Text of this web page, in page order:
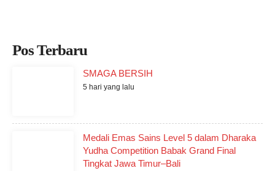
Pos Terbaru
SMAGA BERSIH
5 hari yang lalu
Medali Emas Sains Level 5 dalam Dharaka
Yudha Competition Babak Grand Final
Tingkat Jawa Timur–Bali